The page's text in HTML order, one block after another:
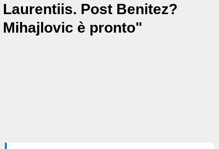
Laurentiis. Post Benitez?
Mihajlovic è pronto"